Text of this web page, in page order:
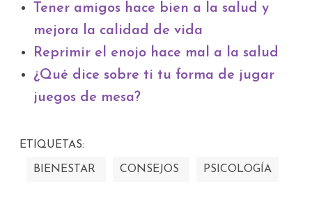
Tener amigos hace bien a la salud y
mejora la calidad de vida
Reprimir el enojo hace mal a la salud
¿Qué dice sobre ti tu forma de jugar
juegos de mesa?
ETIQUETAS:
BIENESTAR CONSEJOS PSICOLOGÍA